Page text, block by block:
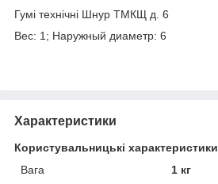
Гумі технічні Шнур ТМКЩ д. 6
Вес: 1; Наружный диаметр: 6
Характеристики
Користувальницькі характеристики
Вага
1 кг